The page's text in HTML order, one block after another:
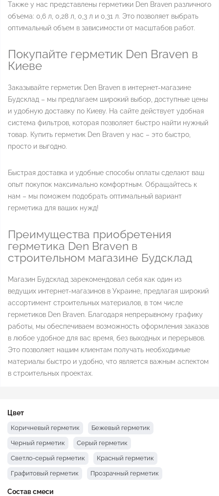
Также у нас представлены герметики Den Braven различного
объема: 0,6 л, 0,28 л, 0,3 л и 0,31 л. Это позволяет выбрать
оптимальный объем в зависимости от масштабов работ.
Покупайте герметик Den Braven в
Киеве
Заказывайте герметик Den Braven в интернет-магазине
Будсклад – мы предлагаем широкий выбор, доступные цены
и удобную доставку по Киеву. На сайте действует удобная
система фильтров, которая позволяет быстро найти нужный
товар. Купить герметик Den Braven у нас – это быстро,
просто и выгодно.
Быстрая доставка и удобные способы оплаты сделают ваш
опыт покупок максимально комфортным. Обращайтесь к
нам – мы поможем подобрать оптимальный вариант
герметика для ваших нужд!
Преимущества приобретения
герметика Den Braven в
строительном магазине Будсклад
Магазин Будсклад зарекомендовал себя как один из
ведущих интернет-магазинов в Украине, предлагая широкий
ассортимент строительных материалов, в том числе
герметиков Den Braven. Благодаря непрерывному графику
работы, мы обеспечиваем возможность оформления заказов
в любое удобное для вас время, без выходных и перерывов.
Это позволяет нашим клиентам получать необходимые
материалы быстро и удобно, что является важным аспектом
в строительных проектах.
Цвет
Коричневый герметик Бежевый герметик
Черный герметик Серый герметик
Светло-серый герметик Красный герметик
Графитовый герметик Прозрачный герметик
Белый герметик
Состав смеси